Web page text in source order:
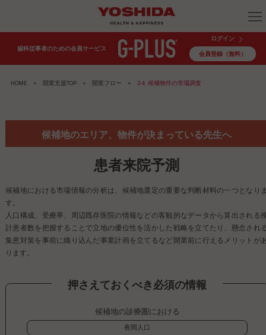
歯科従事者のための会員サービス
ログイン
会員登録（無料）
HOME > 開業支援TOP > 開業フロー > 2-4. 候補物件の市場調査
候補地のエリア、物件が決まっている先生へ
患者来院予測
候補地における市場情報の分析は、候補地選定の重要な判断材料の一つとなり
す。
人口構成、受療率、周辺既存医院の情報などの客観的なデータから算出される
計患者数を把握することで立地の優位性を活かした戦略を立てたり、懸念され
集患対策を事前に織り込んだ事業計画を立てるなど開業前に行えるメリットが
ります。
押さえておくべき必須の情報
候補地の診療圏における
夜間人口